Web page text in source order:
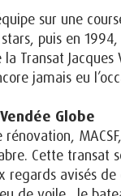
sur une
puis en 1994,
Transat Jacques
jamais eu
Globe
Cette transat
regards avisés